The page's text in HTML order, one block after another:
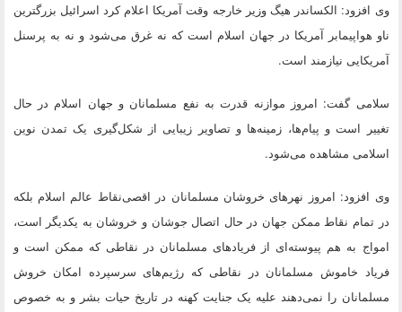
وی افزود: الکساندر هیگ وزیر خارجه وقت آمریکا اعلام کرد اسرائیل بزرگترین
ناو هواپیمابر آمریکا در جهان اسلام است که نه غرق می‌شود و نه به پرسنل
آمریکایی نیازمند است.
سلامی گفت: امروز موازنه قدرت به نفع مسلمانان و جهان اسلام در حال
تغییر است و پیام‌ها،‌ زمینه‌ها و تصاویر زیبایی از شکل‌گیری یک تمدن نوین
اسلامی مشاهده می‌شود.
وی افزود: امروز نهرهای خروشان مسلمانان در اقصی‌نقاط عالم اسلام بلکه
در تمام نقاط ممکن جهان در حال اتصال جوشان و خروشان به یکدیگر است،
امواج به هم پیوسته‌ای از فریادهای مسلمانان در نقاطی که ممکن است و
فریاد خاموش مسلمانان در نقاطی که رژیم‌های سرسپرده امکان خروش
مسلمانان را نمی‌دهند علیه یک جنایت کهنه در تاریخ حیات بشر و به خصوص